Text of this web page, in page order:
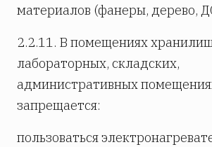
материалов (фанеры, дерево,
2.2.11. В помещениях
лабораторных, складских,
административных
запрещается:
пользоваться